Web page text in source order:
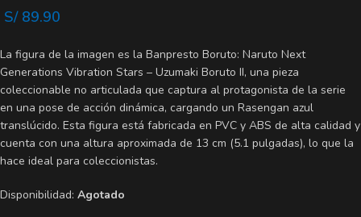
S/89.90
La figura de la imagen es la Banpresto Boruto: Naruto Next
Generations Vibration Stars – Uzumaki Boruto II, una pieza
coleccionable no articulada que captura al protagonista de la serie
en una pose de acción dinámica, cargando un Rasengan azul
translúcido. Esta figura está fabricada en PVC y ABS de alta calidad y
cuenta con una altura aproximada de 13 cm (5.1 pulgadas), lo que la
hace ideal para coleccionistas.
Disponibilidad: Agotado